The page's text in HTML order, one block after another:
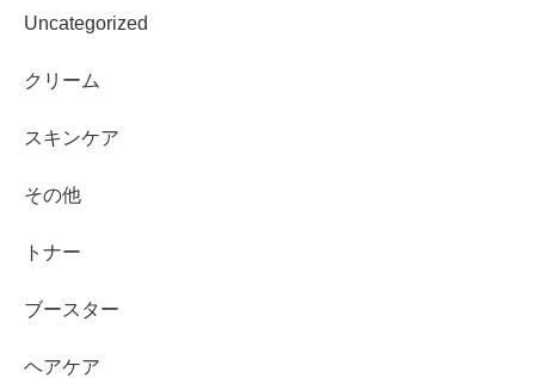
Uncategorized
クリーム
スキンケア
その他
トナー
ブースター
ヘアケア